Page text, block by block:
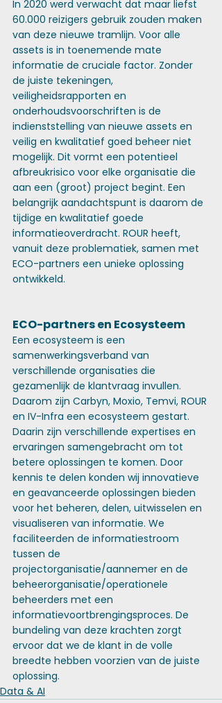
In 2020 werd verwacht dat maar liefst
60.000 reizigers gebruik zouden maken
van deze nieuwe tramlijn. Voor alle
assets is in toenemende mate
informatie de cruciale factor. Zonder
de juiste tekeningen,
veiligheidsrapporten en
onderhoudsvoorschriften is de
indienststelling van nieuwe assets en
veilig en kwalitatief goed beheer niet
mogelijk. Dit vormt een potentieel
afbreukrisico voor elke organisatie die
aan een (groot) project begint. Een
belangrijk aandachtspunt is daarom de
tijdige en kwalitatief goede
informatieoverdracht. ROUR heeft,
vanuit deze problematiek, samen met
ECO-partners een unieke oplossing
ontwikkeld.
ECO-partners en Ecosysteem
Een ecosysteem is een
samenwerkingsverband van
verschillende organisaties die
gezamenlijk de klantvraag invullen.
Daarom zijn Carbyn, Moxio, Temvi, ROUR
en IV-Infra een ecosysteem gestart.
Daarin zijn verschillende expertises en
ervaringen samengebracht om tot
betere oplossingen te komen. Door
kennis te delen konden wij innovatieve
en geavanceerde oplossingen bieden
voor het beheren, delen, uitwisselen en
visualiseren van informatie. We
faciliteerden de informatiestroom
tussen de
projectorganisatie/aannemer en de
beheerorganisatie/operationele
beheerders met een
informatievoortbrengingsproces. De
bundeling van deze krachten zorgt
ervoor dat we de klant in de volle
breedte hebben voorzien van de juiste
oplossing.
Data & AI